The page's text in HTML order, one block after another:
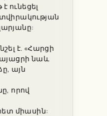
ունեցել
է. «Հարցի
նաև
այն
որով
միասին: